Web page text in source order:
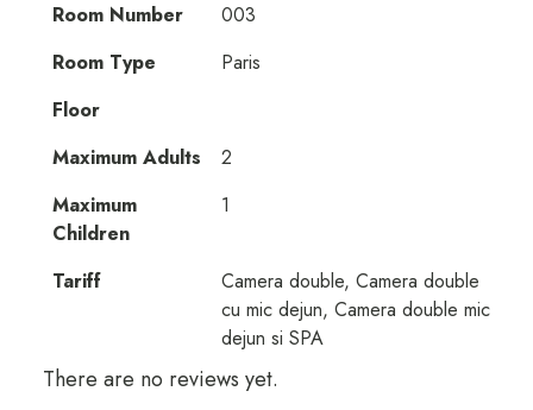
Room Number
003
Room Type
Paris
Floor
Maximum Adults
2
Maximum
Children
1
Tariff
Camera double, Camera double
cu mic dejun, Camera double mic
dejun si SPA
There are no reviews yet.